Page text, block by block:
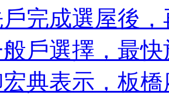
完成選屋後
戶選擇，最
典表示，板